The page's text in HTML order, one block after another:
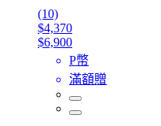
(10)
$4,370
$6,900
P幣
滿額贈